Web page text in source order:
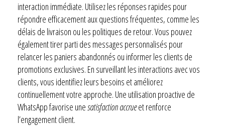
interaction immédiate. Utilisez les réponses rapides pour
répondre efficacement aux questions fréquentes, comme les
délais de livraison ou les politiques de retour. Vous pouvez
également tirer parti des messages personnalisés pour
relancer les paniers abandonnés ou informer les clients de
promotions exclusives. En surveillant les interactions avec vos
clients, vous identifiez leurs besoins et améliorez
continuellement votre approche. Une utilisation proactive de
WhatsApp favorise unesatisfaction accrueet renforce
l’engagement client.